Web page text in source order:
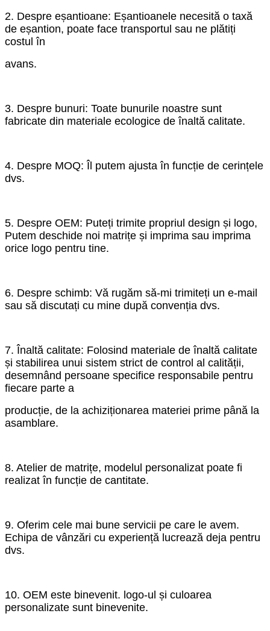
2. Despre eșantioane: Eșantioanele necesită o taxă
de eșantion, poate face transportul sau ne plătiți
costul în
avans.
3. Despre bunuri: Toate bunurile noastre sunt
fabricate din materiale ecologice de înaltă calitate.
4. Despre MOQ: Îl putem ajusta în funcție de cerințele
dvs.
5. Despre OEM: Puteți trimite propriul design și logo,
Putem deschide noi matrițe și imprima sau imprima
orice logo pentru tine.
6. Despre schimb: Vă rugăm să-mi trimiteți un e-mail
sau să discutați cu mine după convenția dvs.
7. Înaltă calitate: Folosind materiale de înaltă calitate
și stabilirea unui sistem strict de control al calității,
desemnând persoane specifice responsabile pentru
fiecare parte a
producție, de la achiziționarea materiei prime până la
asamblare.
8. Atelier de matrițe, modelul personalizat poate fi
realizat în funcție de cantitate.
9. Oferim cele mai bune servicii pe care le avem.
Echipa de vânzări cu experiență lucrează deja pentru
dvs.
10. OEM este binevenit. logo-ul și culoarea
personalizate sunt binevenite.